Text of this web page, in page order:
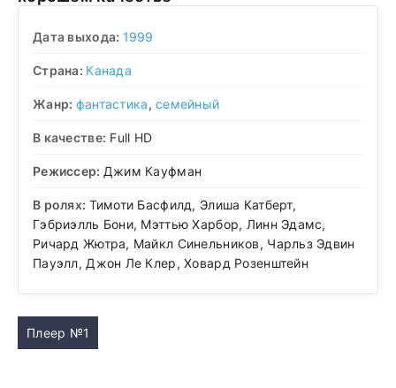
Дата выхода: 1999
Страна: Канада
Жанр: фантастика,семейный
В качестве: Full HD
Режиссер: Джим Кауфман
В ролях: Тимоти Басфилд, Элиша Катберт,
Гэбриэлль Бони, Мэттью Харбор, Линн Эдамс,
Ричард Жютра, Майкл Синельников, Чарльз Эдвин
Пауэлл, Джон Ле Клер, Ховард Розенштейн
Плеер №1